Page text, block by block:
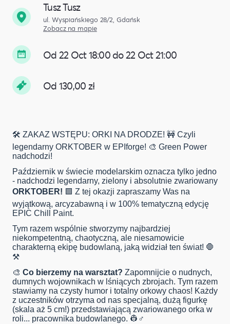
Tusz Tusz
ul. Wyspiańskiego 28/2, Gdańsk
Zobacz na mapie
Od 22 Oct 18:00 do 22 Oct 21:00
Od 130,00 zł
🛠️ ZAKAZ WSTĘPU: ORKI NA DRODZE! 🚧 Czyli
legendarny ORKTOBER w EPIforge! 🎨 Green Power
nadchodzi!
Październik w świecie modelarskim oznacza tylko jedno
- nadchodzi legendarny, zielony i absolutnie zwariowany
ORKTOBER! 🟩 Z tej okazji zapraszamy Was na
wyjątkową, arcyzabawną i w 100% tematyczną edycję
EPIC Chill Paint.
Tym razem wspólnie stworzymy najbardziej
niekompetentną, chaotyczną, ale niesamowicie
charakterną ekipę budowlaną, jaką widział ten świat! 🛑
⚒️
🎨 Co bierzemy na warsztat? Zapomnijcie o nudnych,
dumnych wojownikach w lśniących zbrojach. Tym razem
stawiamy na czysty humor i totalny orkowy chaos! Każdy
z uczestników otrzyma od nas specjalną, dużą figurkę
(skala aż 5 cm!) przedstawiającą zwariowanego orka w
roli... pracownika budowlanego. 👷♂️